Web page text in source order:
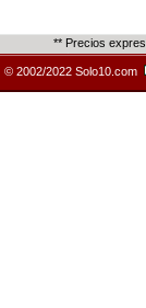
** Precios
© 2002/2022 Solo10.com